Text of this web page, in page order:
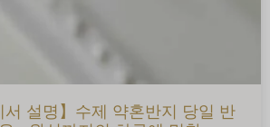
서 설명】수제 약혼반지 당일 반